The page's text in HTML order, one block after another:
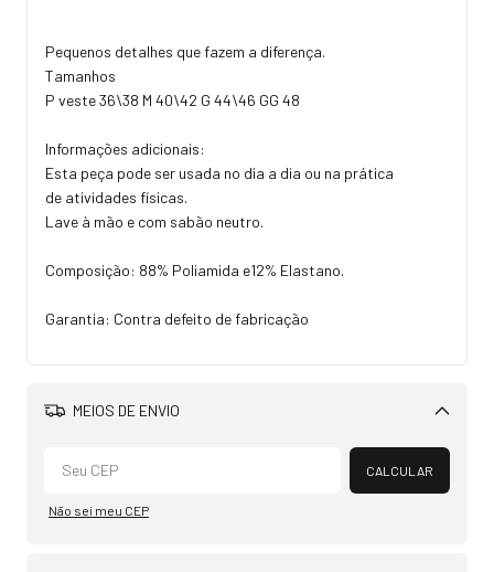
Pequenos detalhes que fazem a diferença.
Tamanhos
P veste 36\38 M 40\42 G 44\46 GG 48
Informações adicionais:
Esta peça pode ser usada no dia a dia ou na prática
de atividades físicas.
Lave à mão e com sabão neutro.
Composição: 88% Poliamida e12% Elastano.
Garantia: Contra defeito de fabricação
MEIOS DE ENVIO
Alterar CEP
CALCULAR
Não sei meu CEP